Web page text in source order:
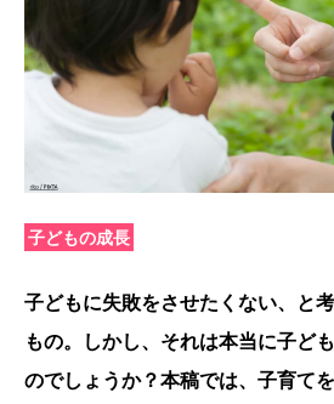
子どもの成長
子どもに失敗をさせたくない、と
もの。しかし、それは本当に子ど
のでしょうか？本稿では、子育て